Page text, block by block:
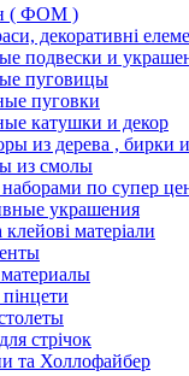
( ФОМ )
декоративні
подвески и
пуговицы
пуговки
катушки и декор
из дерева , бирки
из смолы
по супер
украшения
матеріали
стрічок
та Холлофайбер